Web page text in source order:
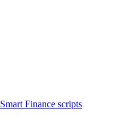
Smart Finance scripts